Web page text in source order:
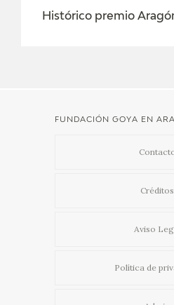
CATÁLOGO
PREMIO ARAGÓN GOYA
Histórico premio
FUNDACIÓN GOYA EN
Créditos
Aviso
Política de